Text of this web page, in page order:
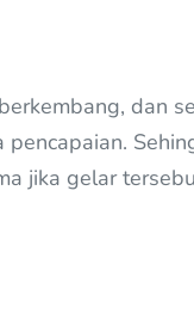
dan
jika gelar